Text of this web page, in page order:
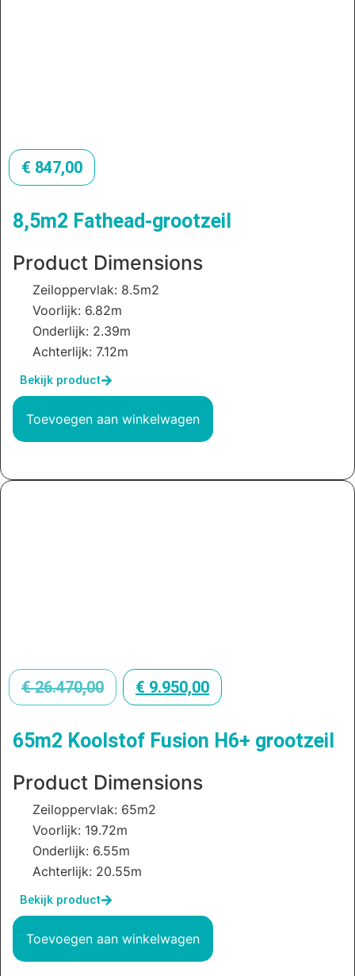
€ 847,00
8,5m2 Fathead-grootzeil
Product Dimensions
Zeiloppervlak: 8.5m2
Voorlijk: 6.82m
Onderlijk: 2.39m
Achterlijk: 7.12m
Bekijk product
Toevoegen aan winkelwagen
€26.470,00 € 9.950,00
65m2 Koolstof Fusion H6+ grootzeil
Product Dimensions
Zeiloppervlak: 65m2
Voorlijk: 19.72m
Onderlijk: 6.55m
Achterlijk: 20.55m
Bekijk product
Toevoegen aan winkelwagen